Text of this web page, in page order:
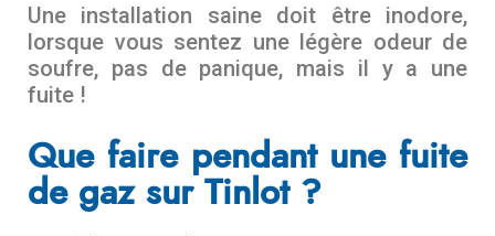
Une installation saine doit être inodore,
lorsque vous sentez une légère odeur de
soufre, pas de panique, mais il y a une
fuite !
Que faire pendant une fuite
de gaz sur Tinlot ?